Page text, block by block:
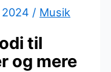
/ Musik
til
og mere